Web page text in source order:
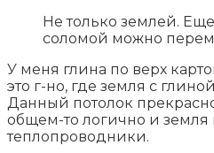
Не только землей.
соломой можно
У меня глина по верх
это г-но, где земля с
Данный потолок прекрасно
общем-то логично и земля
теплопроводники.